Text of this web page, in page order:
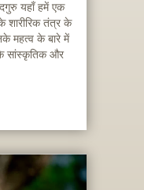
यहाँ हमें एक
शारीरिक तंत्र के
महत्व के बारे में
के सांस्कृतिक और